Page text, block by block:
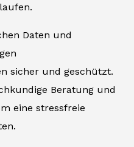
Daten und
sicher und geschützt.
Beratung und
eine stressfreie